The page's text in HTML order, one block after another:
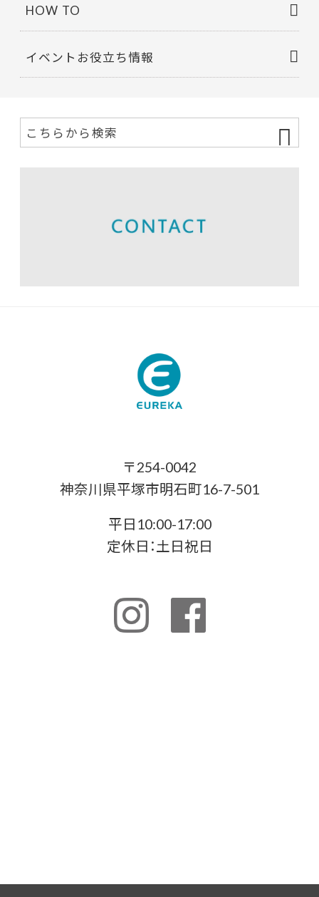
HOW TO
イベントお役立ち情報
〒254-0042
神奈川県平塚市明石町16-7-501
平日10:00-17:00
定休日：土日祝日